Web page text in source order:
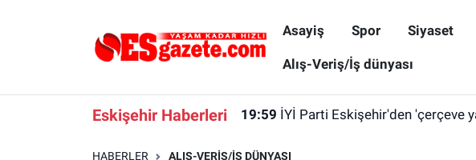
Asayiş Spor Siyaset
Alış-Veriş/İş dünyası
Eskişehir Haberleri 19:59 İYİ Parti Eskişehir'den 'çerçeve
HABERLER ALIŞ-VERIŞ/İŞ DÜNYASI
Eskişehir Nöbetçi Eczaneler